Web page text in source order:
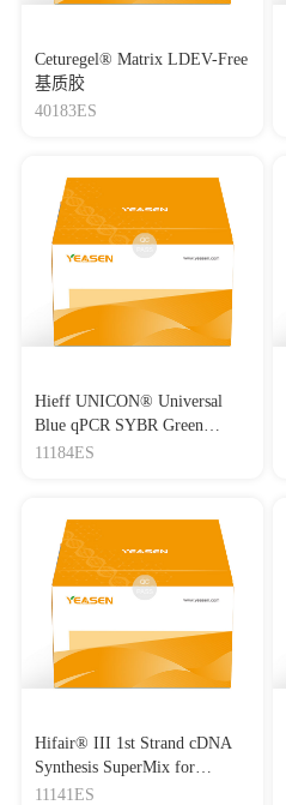
Ceturegel® Matrix LDEV-Free
基质胶
40183ES
Hieff UNICON® Universal
Blue qPCR SYBR Green
Master Mix
11184ES
Hifair® III 1st Strand cDNA
Synthesis SuperMix for
qPCR(gDNA digester plus)
11141ES